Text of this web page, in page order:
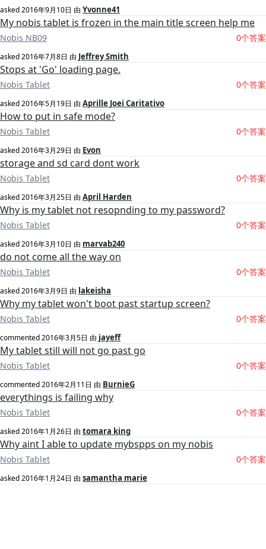
asked2016年9月10日 由 Yvonne41
My nobis tablet is frozen in the main title screen help me
Nobis NB09 0个答案
asked2016年7月8日 由 Jeffrey Smith
Stops at 'Go' loading page.
Nobis Tablet 0个答案
asked2016年5月19日 由 Aprille Joei Caritativo
How to put in safe mode?
Nobis Tablet 0个答案
asked2016年3月29日 由 Evon
storage and sd card dont work
Nobis Tablet 0个答案
asked2016年3月25日 由 April Harden
Why is my tablet not resopnding to my password?
Nobis Tablet 0个答案
asked2016年3月10日 由 marvab240
do not come all the way on
Nobis Tablet 0个答案
asked2016年3月9日 由 lakeisha
Why my tablet won't boot past startup screen?
Nobis Tablet 0个答案
commented2016年3月5日 由 jayeff
My tablet still will not go past go
Nobis Tablet 0个答案
commented2016年2月11日 由 BurnieG
everythings is failing why
Nobis Tablet 0个答案
asked2016年1月26日 由 tomara king
Why aint I able to update mybspps on my nobis
Nobis Tablet 0个答案
asked2016年1月24日 由 samantha marie